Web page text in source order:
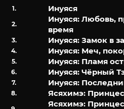
Инуяся
Инуяся: Любовь,
время
Инуяся: Замок в
Инуяся: Меч,
Инуяся: Пламя
Инуяся: Чёрный
Инуяся:
Ясяхимэ:
Ясяхимэ: